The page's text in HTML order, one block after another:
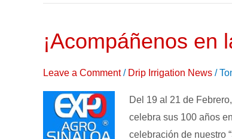
¡Acompáñenos en
Leave a Comment / Drip Irrigation News /
Del 19 al 21 de Febrero,
celebra sus 100 años
celebración de nuestro
¡Acompáñenos
en
la
Agro
Sinaloa